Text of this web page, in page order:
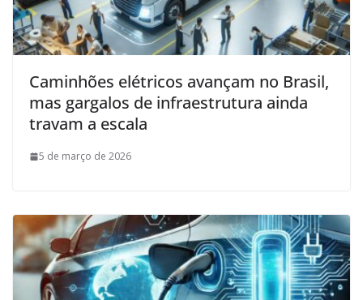
Caminhões elétricos avançam no Brasil,
mas gargalos de infraestrutura ainda
travam a escala
5 de março de 2026